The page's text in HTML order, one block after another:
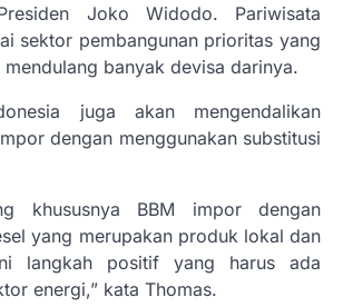
Joko Widodo. Pariwisata
sektor pembangunan prioritas yang
banyak devisa darinya.
juga akan mengendalikan
dengan menggunakan substitusi
khususnya BBM impor dengan
yang merupakan produk lokal dan
langkah positif yang harus ada
energi,” kata Thomas.